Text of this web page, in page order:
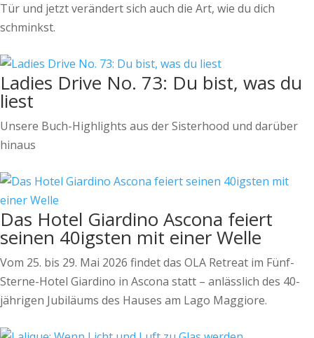
Tür und jetzt verändert sich auch die Art, wie du dich
schminkst.
Ladies Drive No. 73: Du bist, was du
liest
Unsere Buch-Highlights aus der Sisterhood und darüber
hinaus
Das Hotel Giardino Ascona feiert
seinen 40igsten mit einer Welle
Vom 25. bis 29. Mai 2026 findet das OLA Retreat im Fünf-
Sterne-Hotel Giardino in Ascona statt – anlässlich des 40-
jährigen Jubiläums des Hauses am Lago Maggiore.